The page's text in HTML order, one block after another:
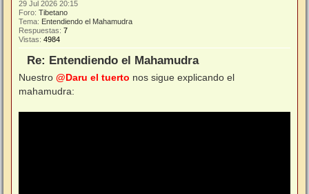
29 Jul 2026 20:15
Foro: Tibetano
Tema: Entendiendo el Mahamudra
Respuestas: 7
Vistas: 4984
Re: Entendiendo el Mahamudra
Nuestro @Daru el tuerto nos sigue explicando el
mahamudra: